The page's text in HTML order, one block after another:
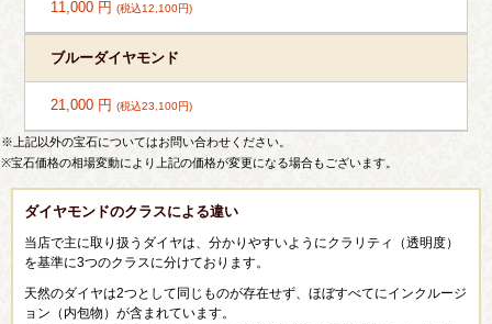
11,000 円(税込12,100円)
ブルーダイヤモンド
21,000 円(税込23,100円)
※上記以外の宝石についてはお問い合わせください。
※宝石価格の相場変動により上記の価格が変更になる場合もございます。
ダイヤモンドのクラスによる違い
当店で主に取り扱うダイヤは、分かりやすいようにクラリティ（透明度）
を基準に3つのクラスに分けております。
天然のダイヤは2つとして同じものが存在せず、ほぼすべてにインクルージ
ョン（内包物）が含まれています。